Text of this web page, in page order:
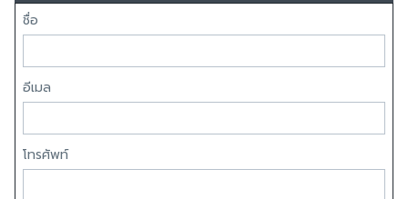
ชื่อ
อีเมล
โทรศัพท์